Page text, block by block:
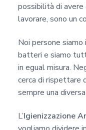
possibilità di avere
lavorare, sono un
Noi persone
batteri e siamo
in egual misura.
cerca di rispettare
sempre una
L’Igienizzazione